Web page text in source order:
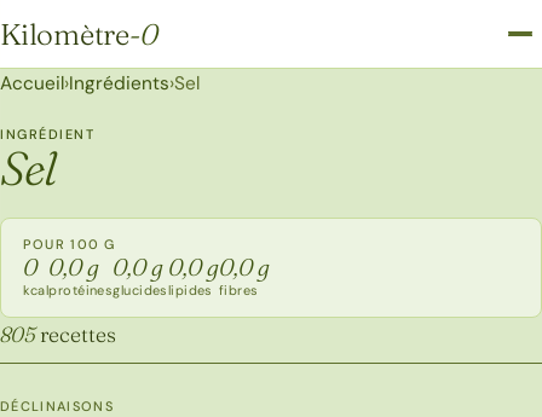
Kilomètre-0
Kilomètre-0
Accueil›Ingrédients›Sel
INGRÉDIENT
Sel
POUR 100 G
0
kcal
0,0 g
protéines
0,0 g
glucides
0,0 g
lipides
0,0 g
fibres
805recettes
DÉCLINAISONS